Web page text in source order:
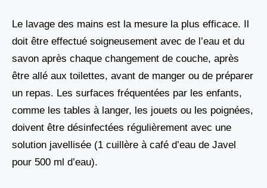
Le lavage des mains est la mesure la plus efficace. Il
doit être effectué soigneusement avec de l’eau et du
savon après chaque changement de couche, après
être allé aux toilettes, avant de manger ou de préparer
un repas. Les surfaces fréquentées par les enfants,
comme les tables à langer, les jouets ou les poignées,
doivent être désinfectées régulièrement avec une
solution javellisée (1 cuillère à café d’eau de Javel
pour 500 ml d’eau).